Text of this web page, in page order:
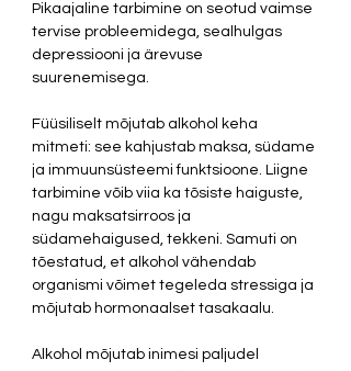
Pikaajaline tarbimine on seotud vaimse
tervise probleemidega, sealhulgas
depressiooni ja ärevuse
suurenemisega.
Füüsiliselt mõjutab alkohol keha
mitmeti: see kahjustab maksa, südame
ja immuunsüsteemi funktsioone. Liigne
tarbimine võib viia ka tõsiste haiguste,
nagu maksatsirroos ja
südamehaigused, tekkeni. Samuti on
tõestatud, et alkohol vähendab
organismi võimet tegeleda stressiga ja
mõjutab hormonaalset tasakaalu.
Alkohol mõjutab inimesi paljudel